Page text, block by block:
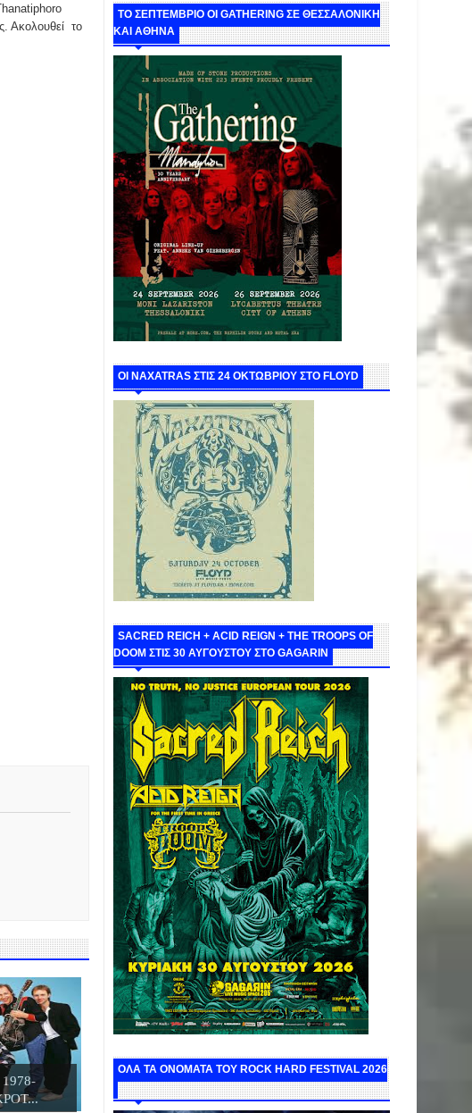
Ακολουθεί το
1978-
ΤΟ ΣΕΠΤΕΜΒΡΙΟ ΟΙ GATHERING ΣΕ ΘΕΣΣΑΛΟΝΙΚΗ
ΚΑΙ ΑΘΗΝΑ
ΟΙ NAXATRAS ΣΤΙΣ 24 ΟΚΤΩΒΡΙΟΥ ΣΤΟ FLOYD
SACRED REICH + ACID REIGN + THE TROOPS OF
DOOM ΣΤΙΣ 30 ΑΥΓΟΥΣΤΟΥ ΣΤΟ GAGARIN
ΟΛΑ ΤΑ ΟΝΟΜΑΤΑ ΤΟΥ ROCK HARD FESTIVAL 2026